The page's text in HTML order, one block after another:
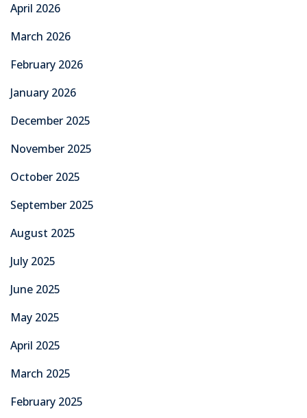
April 2026
March 2026
February 2026
January 2026
December 2025
November 2025
October 2025
September 2025
August 2025
July 2025
June 2025
May 2025
April 2025
March 2025
February 2025